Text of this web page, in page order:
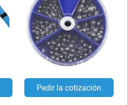
Pedir la cotización